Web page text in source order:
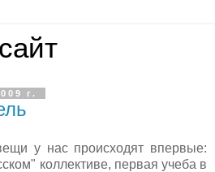
г.
у нас происходят впервые:
коллективе, первая учеба в